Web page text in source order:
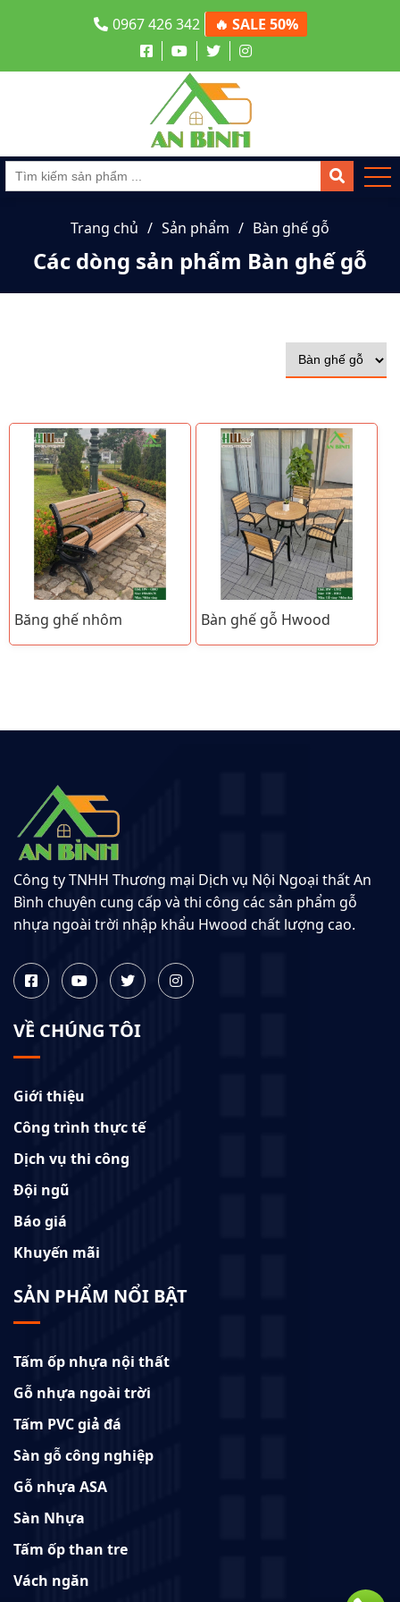
0967 426 342 🔥 SALE 50%
Trang chủ Sản phẩm Bàn ghế gỗ
Các dòng sản phẩm Bàn ghế gỗ
Băng ghế nhôm Bàn ghế gỗ Hwood
Công ty TNHH Thương mại Dịch vụ Nội Ngoại thất An
Bình chuyên cung cấp và thi công các sản phẩm gỗ
nhựa ngoài trời nhập khẩu Hwood chất lượng cao.
VỀ CHÚNG TÔI
Giới thiệu
Công trình thực tế
Dịch vụ thi công
Đội ngũ
Báo giá
Khuyến mãi
SẢN PHẨM NỔI BẬT
Tấm ốp nhựa nội thất
Gỗ nhựa ngoài trời
Tấm PVC giả đá
Sàn gỗ công nghiệp
Gỗ nhựa ASA
Sàn Nhựa
Tấm ốp than tre
Vách ngăn